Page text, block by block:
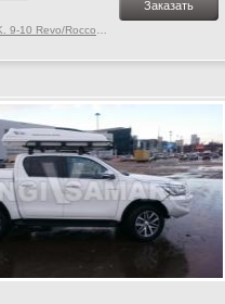
Заказать